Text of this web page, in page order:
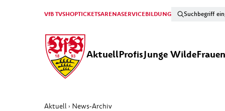
VfB TVSHOPTICKETSARENASERVICEBILDUNG
AktuellProfisJunge WildeFrauen
Aktuell › News-Archiv